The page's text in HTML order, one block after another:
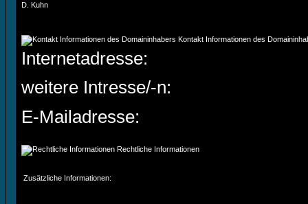
D. Kuhn
Kontakt Informationen des
Internetadresse:
weitere Intresse/-n:
E-Mailadresse:
Rechtliche Informationen
Zusätzliche Informationen: